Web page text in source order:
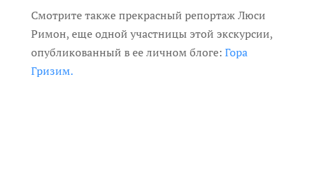
Смотрите также прекрасный репортаж Люси
Римон, еще одной участницы этой экскурсии,
опубликованный в ее личном блоге: Гора
Гризим.